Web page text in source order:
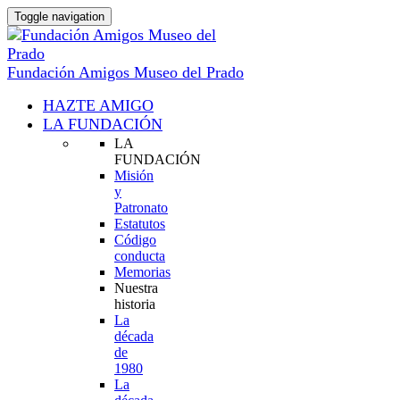
Toggle navigation
Fundación Amigos Museo del Prado
HAZTE AMIGO
LA FUNDACIÓN
LA
FUNDACIÓN
Misión
y
Patronato
Estatutos
Código
conducta
Memorias
Nuestra
historia
La
década
de
1980
La